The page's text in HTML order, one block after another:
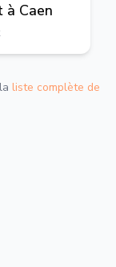
à Caen
liste complète de